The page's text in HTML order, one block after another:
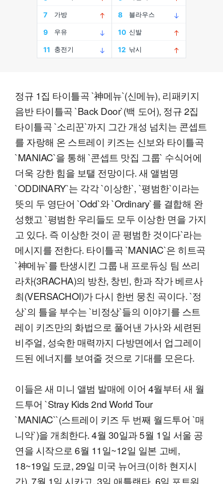
정규 1집 타이틀곡 `神메뉴`(신메뉴), 리패키지
음반 타이틀곡 `Back Door`(백 도어), 정규 2집
타이틀곡 `소리꾼`까지 그간 개성 넘치는 콘셉트
를 자랑해 온 스트레이 키즈는 신보와 타이틀곡
`MANIAC`을 통해 `콘셉트 맛집 그룹` 수식어에
더욱 강한 힘을 보탤 전망이다. 새 앨범명
`ODDINARY`는 각각 `이상한`, `평범한`이라는
뜻의 두 영단어 `Odd`와 `Ordinary`를 결합해 완
성했고 `평범한 우리들도 모두 이상한 면을 가지
고 있다. 즉 이상한 것이 곧 평범한 것이다`라는
메시지를 전한다. 타이틀곡 `MANIAC`은 히트곡
`神메뉴`를 탄생시킨 그룹 내 프로듀싱 팀 쓰리
라차(3RACHA)의 방찬, 창빈, 한과 작가 베르사
최(VERSACHOI)가 다시 한번 뭉친 곡이다. `정
상`의 틀을 부수는 `비정상`들의 이야기를 스트
레이 키즈만의 화법으로 풀어낸 가사와 세련된
비주얼, 성숙한 매력까지 다방면에서 업그레이
드된 에너지를 보여줄 것으로 기대를 모은다.
이들은 새 미니 앨범 발매에 이어 4월부터 새 월
드투어 `Stray Kids 2nd World Tour
`MANIAC``(스트레이 키즈 두 번째 월드투어 `매
니악`)을 개최한다. 4월 30일과 5월 1일 서울 공
연을 시작으로 6월 11일~12일 일본 고베,
18~19일 도쿄, 29일 미국 뉴어크(이하 현지시
간), 7월 1일 시카고, 3일 애틀랜타, 6일 포트워